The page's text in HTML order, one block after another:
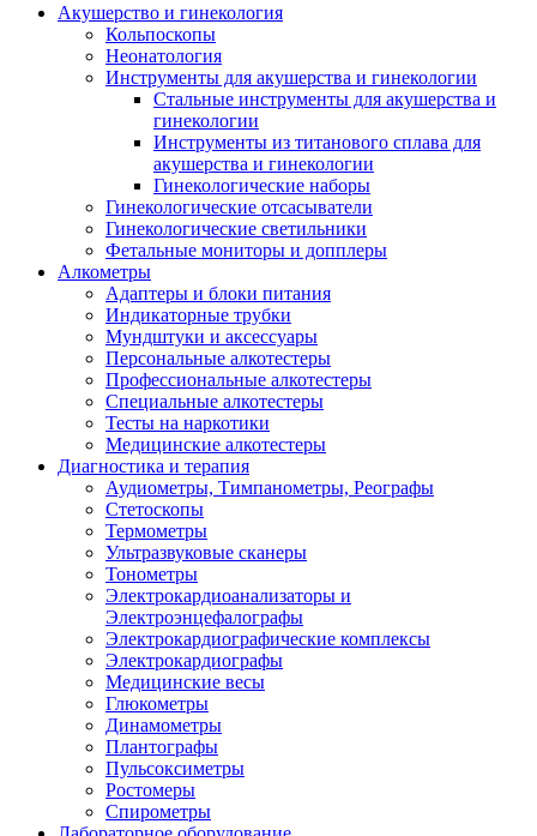
Акушерство и гинекология
Кольпоскопы
Неонатология
Инструменты для акушерства и гинекологии
Стальные инструменты для акушерства и
гинекологии
Инструменты из титанового сплава для
акушерства и гинекологии
Гинекологические наборы
Гинекологические отсасыватели
Гинекологические светильники
Фетальные мониторы и допплеры
Алкометры
Адаптеры и блоки питания
Индикаторные трубки
Мундштуки и аксессуары
Персональные алкотестеры
Профессиональные алкотестеры
Специальные алкотестеры
Тесты на наркотики
Медицинские алкотестеры
Диагностика и терапия
Аудиометры, Тимпанометры, Реографы
Стетоскопы
Термометры
Ультразвуковые сканеры
Тонометры
Электрокардиоанализаторы и
Электроэнцефалографы
Электрокардиографические комплексы
Электрокардиографы
Медицинские весы
Глюкометры
Динамометры
Плантографы
Пульсоксиметры
Ростомеры
Спирометры